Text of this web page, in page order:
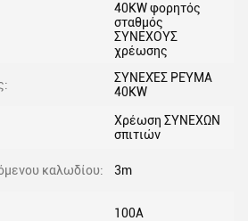
40KW φορητός
σταθμός
ΣΥΝΕΧΟΥΣ
χρέωσης
ΣΥΝΕΧΈΣ ΡΕΎΜΑ
40KW
Χρέωση ΣΥΝΕΧΩΝ
σπιτιών
καλωδίου: 3m
100Α